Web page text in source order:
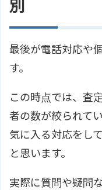
別
最後が電話対応や
す。
この時点では、査
者の数が絞られて
気に入る対応をし
と思います。
実際に質問や疑問